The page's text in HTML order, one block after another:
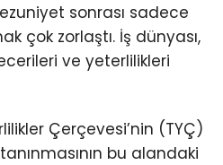
sonrası sadece
çok zorlaştı. İş dünyası,
ve yeterlilikleri
Çerçevesi’nin (TYÇ)
bu alandaki